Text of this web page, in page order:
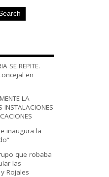
SE REPITE.
en
LA
INSTALACIONES
inaugura la
que robaba
las
Rojales